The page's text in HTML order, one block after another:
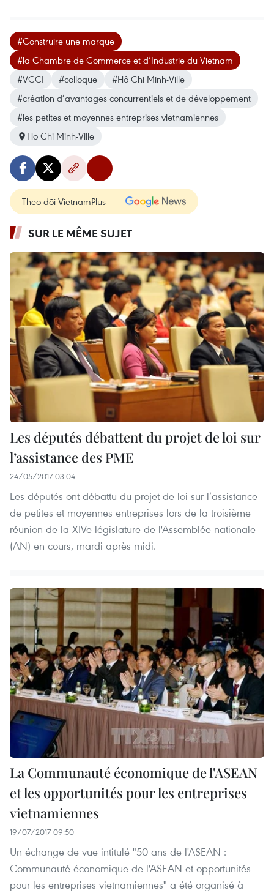
#Construire une marque
#la Chambre de Commerce et d’Industrie du Vietnam
#VCCI
#colloque
#Hô Chi Minh-Ville
#création d’avantages concurrentiels et de développement
#les petites et moyennes entreprises vietnamiennes
Ho Chi Minh-Ville
Theo dõi VietnamPlus
SUR LE MÊME SUJET
Les députés débattent du projet de loi sur
l’assistance des PME
24/05/2017 03:04
Les députés ont débattu du projet de loi sur l’assistance
de petites et moyennes entreprises lors de la troisième
réunion de la XIVe législature de l'Assemblée nationale
(AN) en cours, mardi après-midi.
La Communauté économique de l'ASEAN
et les opportunités pour les entreprises
vietnamiennes
19/07/2017 09:50
Un échange de vue intitulé "50 ans de l'ASEAN :
Communauté économique de l'ASEAN et opportunités
pour les entreprises vietnamiennes" a été organisé à